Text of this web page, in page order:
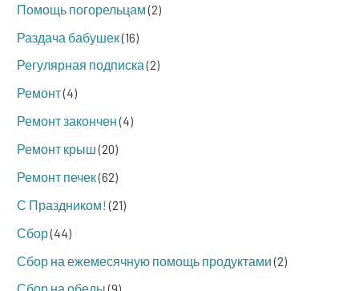
Помощь погорельцам(2)
Раздача бабушек(16)
Регулярная подписка(2)
Ремонт(4)
Ремонт закончен(4)
Ремонт крыш(20)
Ремонт печек(62)
С Праздником! (21)
Сбор(44)
Сбор на ежемесячную помощь продуктами(2)